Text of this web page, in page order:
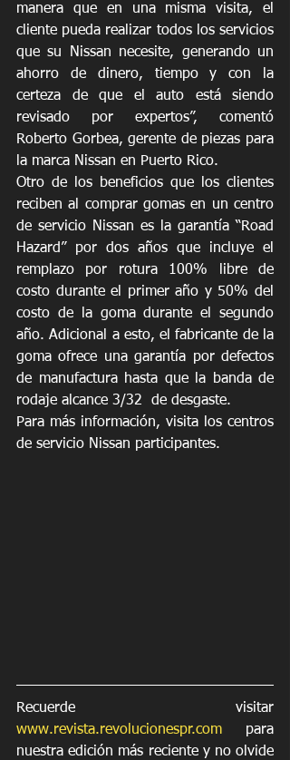
manera que en una misma visita, el
cliente pueda realizar todos los servicios
que su Nissan necesite, generando un
ahorro de dinero, tiempo y con la
certeza de que el auto está siendo
revisado por expertos”, comentó
Roberto Gorbea, gerente de piezas para
la marca Nissan en Puerto Rico.
Otro de los beneficios que los clientes
reciben al comprar gomas en un centro
de servicio Nissan es la garantía “Road
Hazard” por dos años que incluye el
remplazo por rotura 100% libre de
costo durante el primer año y 50% del
costo de la goma durante el segundo
año. Adicional a esto, el fabricante de la
goma ofrece una garantía por defectos
de manufactura hasta que la banda de
rodaje alcance 3/32  de desgaste.
Para más información, visita los centros
de servicio Nissan participantes.
www.revista.revolucionespr.com para
nuestra edición más reciente y no olvide